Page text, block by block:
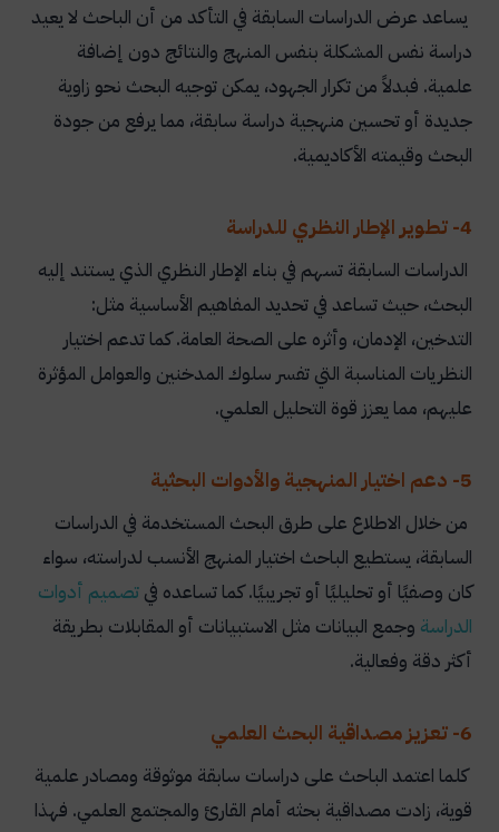
يساعد عرض الدراسات السابقة في التأكد من أن الباحث لا يعيد
دراسة نفس المشكلة بنفس المنهج والنتائج دون إضافة
علمية. فبدلاً من تكرار الجهود، يمكن توجيه البحث نحو زاوية
جديدة أو تحسين منهجية دراسة سابقة، مما يرفع من جودة
البحث وقيمته الأكاديمية.
4- تطوير الإطار النظري للدراسة
الدراسات السابقة تسهم في بناء الإطار النظري الذي يستند إليه
البحث، حيث تساعد في تحديد المفاهيم الأساسية مثل:
التدخين، الإدمان، وأثره على الصحة العامة. كما تدعم اختيار
النظريات المناسبة التي تفسر سلوك المدخنين والعوامل المؤثرة
عليهم، مما يعزز قوة التحليل العلمي.
5- دعم اختيار المنهجية والأدوات البحثية
من خلال الاطلاع على طرق البحث المستخدمة في الدراسات
السابقة، يستطيع الباحث اختيار المنهج الأنسب لدراسته، سواء
كان وصفيًا أو تحليليًا أو تجريبيًا. كما تساعده في تصميم أدوات
الدراسة وجمع البيانات مثل الاستبيانات أو المقابلات بطريقة
أكثر دقة وفعالية.
6- تعزيز مصداقية البحث العلمي
كلما اعتمد الباحث على دراسات سابقة موثوقة ومصادر علمية
قوية، زادت مصداقية بحثه أمام القارئ والمجتمع العلمي. فهذا